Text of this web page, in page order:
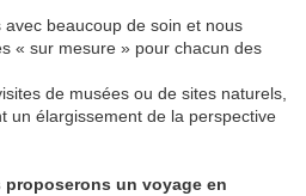
beaucoup de soin et nous
« sur mesure » pour chacun des
de musées ou de sites naturels,
un élargissement de la perspective
un voyage en